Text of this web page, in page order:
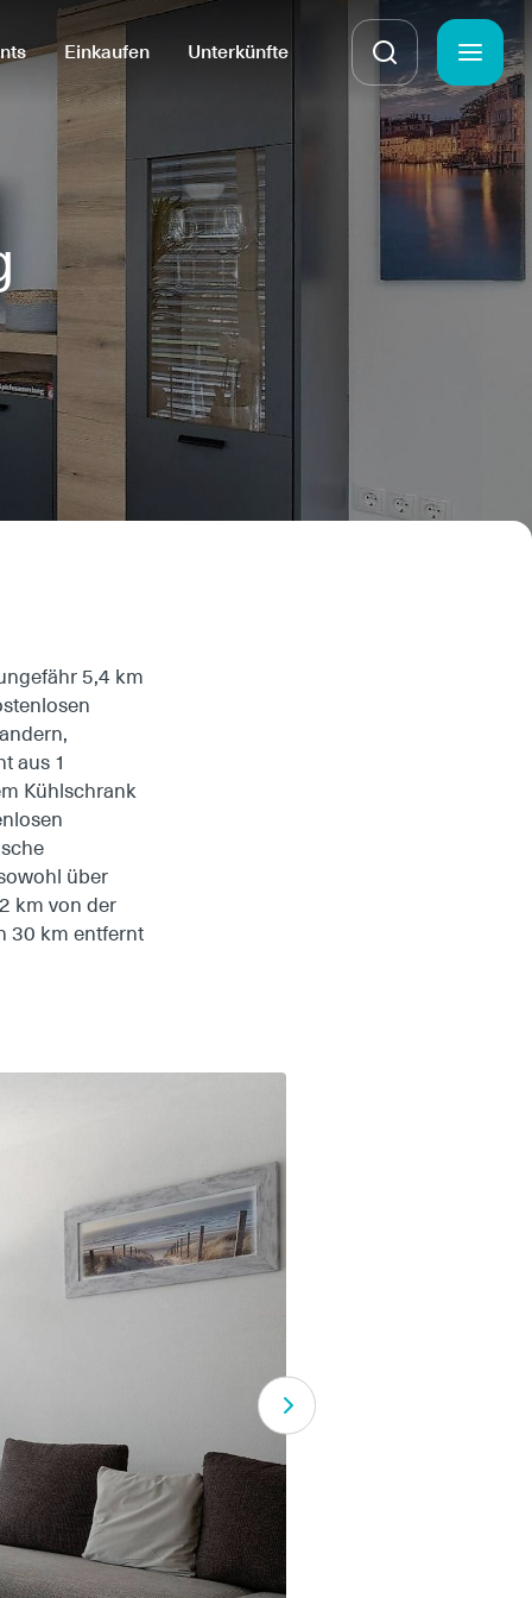
Einkaufen Unterkünfte
5,4 km
aus 1
Kühlschrank
über
km von der
30 km entfernt